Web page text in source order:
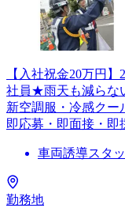
【入社祝金20万円
社員★雨天も減らな
新空調服・冷感クー
即応募・即面接・即
車両誘導スタ
勤務地